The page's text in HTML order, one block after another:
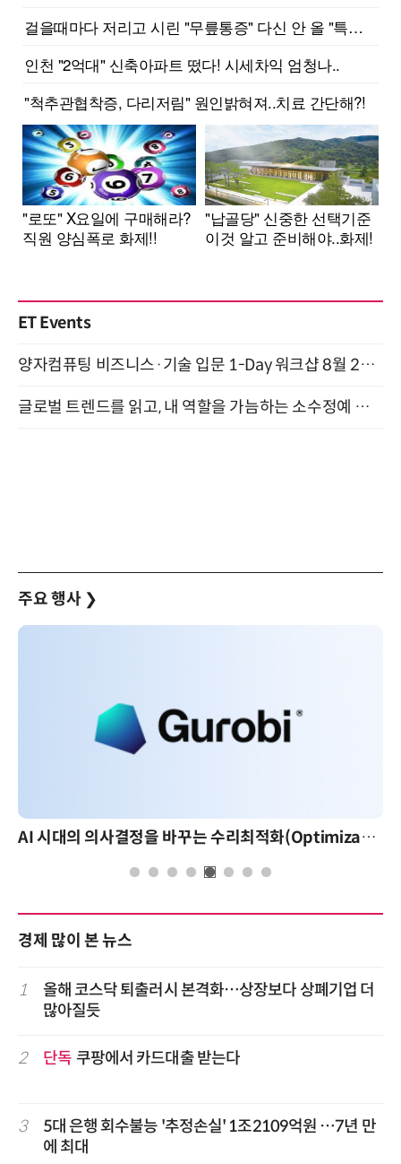
ET Events
양자컴퓨팅 비즈니스·기술 입문 1-Day 워크샵 8월 28일 개최
글로벌 트렌드를 읽고, 내 역할을 가늠하는 소수정예 실습 워크숍 (8/28)
주요 행사 ❯
AI 시대의 의사결정을 바꾸는 수리최적화(Optimization): 실제 산업 적용 사례와 활용 전략
경제 많이 본 뉴스
1
올해 코스닥 퇴출러시 본격화…상장보다 상폐기업 더
많아질듯
2 단독 쿠팡에서 카드대출 받는다
3
5대 은행 회수불능 '추정손실' 1조2109억원 …7년 만
에 최대